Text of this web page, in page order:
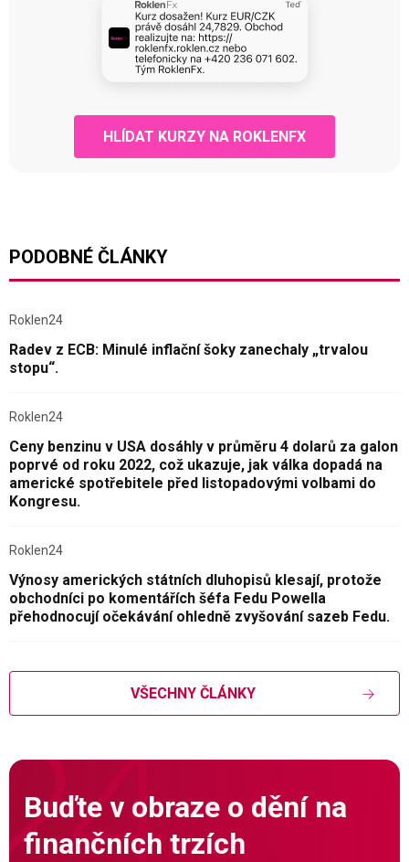
HLÍDAT KURZY NA ROKLENFX
PODOBNÉ ČLÁNKY
Roklen24
Radev z ECB: Minulé inflační šoky zanechaly „trvalou
stopu“.
Roklen24
Ceny benzinu v USA dosáhly v průměru 4 dolarů za galon
poprvé od roku 2022, což ukazuje, jak válka dopadá na
americké spotřebitele před listopadovými volbami do
Kongresu.
Roklen24
Výnosy amerických státních dluhopisů klesají, protože
obchodníci po komentářích šéfa Fedu Powella
přehodnocují očekávání ohledně zvyšování sazeb Fedu.
VŠECHNY ČLÁNKY
Buďte v obraze o dění na
finančních trzích